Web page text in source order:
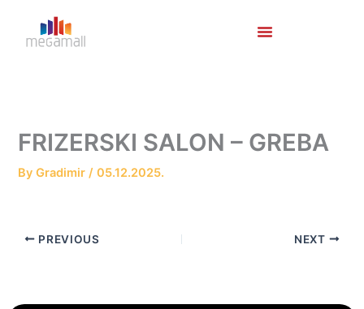
content
FRIZERSKI SALON – GREBA
ByGradimir/05.12.2025.
PREVIOUS NEXT